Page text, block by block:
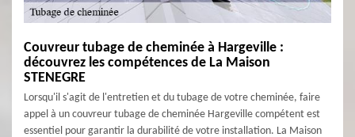
Couvreur tubage de cheminée à Hargeville :
découvrez les compétences de La Maison
STENEGRE
Lorsqu'il s'agit de l'entretien et du tubage de votre cheminée, faire
appel à un couvreur tubage de cheminée Hargeville compétent est
essentiel pour garantir la durabilité de votre installation. La Maison